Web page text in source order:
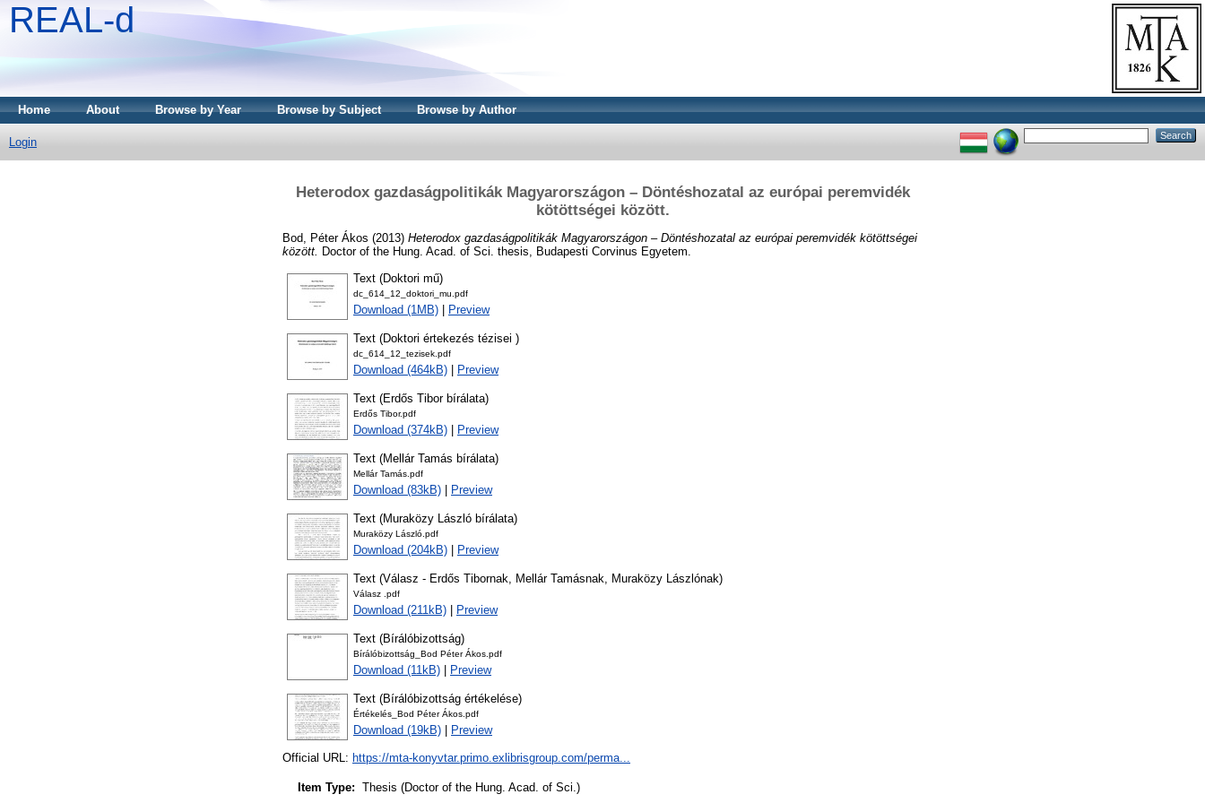
REAL-d
Home About Browse by Year Browse by Subject Browse by Author
Login
Heterodox gazdaságpolitikák Magyarországon – Döntéshozatal az európai peremvidék
kötöttségei között.
Bod, Péter Ákos (2013) Heterodox gazdaságpolitikák Magyarországon – Döntéshozatal az európai peremvidék kötöttségei
között. Doctor of the Hung. Acad. of Sci. thesis, Budapesti Corvinus Egyetem.
Text (Doktori mű)
dc_614_12_doktori_mu.pdf
Download (1MB) Preview
Text (Doktori értekezés tézisei )
dc_614_12_tezisek.pdf
Download (464kB) Preview
Text (Erdős Tibor bírálata)
Erdős Tibor.pdf
Download (374kB) Preview
Text (Mellár Tamás bírálata)
Mellár Tamás.pdf
Download (83kB) Preview
Text (Muraközy László bírálata)
Muraközy László.pdf
Download (204kB) Preview
Text (Válasz - Erdős Tibornak, Mellár Tamásnak, Muraközy Lászlónak)
Válasz .pdf
Download (211kB) Preview
Text (Bírálóbizottság)
Bírálóbizottság_Bod Péter Ákos.pdf
Download (11kB) Preview
Text (Bírálóbizottság értékelése)
Értékelés_Bod Péter Ákos.pdf
Download (19kB) Preview
Official URL: https://mta-konyvtar.primo.exlibrisgroup.com/perma...
Item Type: Thesis (Doctor of the Hung. Acad. of Sci.)